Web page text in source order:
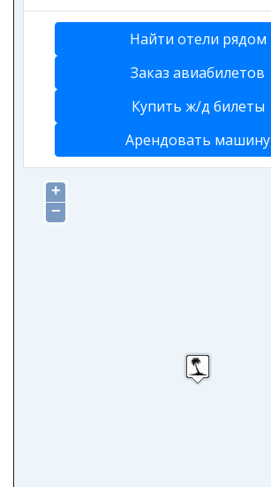
Найти отели рядом
Заказ авиабилетов
Купить ж/д билеты
Арендовать машину
+
−